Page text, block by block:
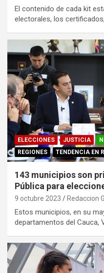
El contenido de cada kit
electorales, los
ELECCIONES JUSTICIA
REGIONES
TENDENCIA EN
143 municipios son
Pública para
9 octubre 2023 Redaccion
Estos municipios, en su
departamentos del Cauca,